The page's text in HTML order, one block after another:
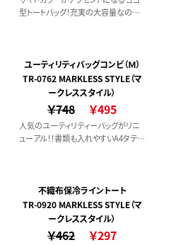
型トートバッグ！充実の大容量なので、
ユーティリティバッグコンビ（Ｍ）
TR-0762 MARKLESS STYLE（マ
ークレススタイル）
￥748 ￥495
人気のユーティリティーバッグがリニ
ューアル！！書類も入れやすいA4タテ型
不織布保冷ライントート
TR-0920 MARKLESS STYLE（マ
ークレススタイル）
￥462 ￥297